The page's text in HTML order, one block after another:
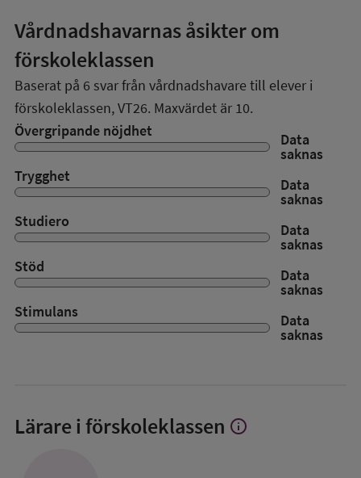
Vårdnadshavarnas åsikter om
förskoleklassen
Baserat på 6 svar från vårdnadshavare till elever i
förskoleklassen,VT26. Maxvärdet är 10.
Övergripande nöjdhet
Data
saknas
Trygghet
Data
saknas
Studiero
Data
saknas
Stöd
Data
saknas
Stimulans
Data
saknas
Lärare i förskoleklassen Visa
info